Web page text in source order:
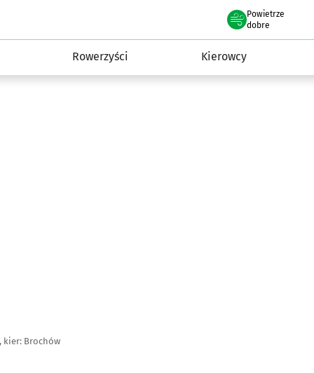
Powietrze
we Wrocławiu
dobre
Rowerzyści Kierowcy
kier: Brochów